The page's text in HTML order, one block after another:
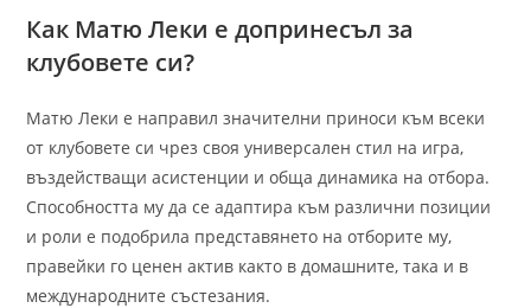
Как Матю Леки е допринесъл за
клубовете си?
Матю Леки е направил значителни приноси към всеки
от клубовете си чрез своя универсален стил на игра,
въздействащи асистенции и обща динамика на отбора.
Способността му да се адаптира към различни позиции
и роли е подобрила представянето на отборите му,
правейки го ценен актив както в домашните, така и в
международните състезания.